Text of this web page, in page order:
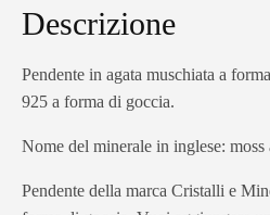
Descrizione
Pendente in agata muschiata a
925 a forma di goccia.
Nome del minerale in inglese: moss
Pendente della marca Cristalli e